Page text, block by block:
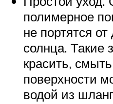
полимерное
не портятся
солнца. Такие
красить,
поверхности
водой из